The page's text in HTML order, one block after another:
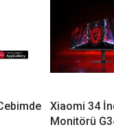
Xiaomi 34
Monitörü